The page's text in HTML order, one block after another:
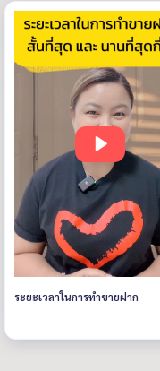
ระยะเวลาในการทำขายฝาก